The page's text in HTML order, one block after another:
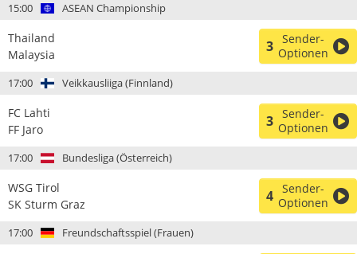
15:00 ASEAN Championship
Thailand
Malaysia
3 Sender-
Optionen
17:00 Veikkausliiga (Finnland)
FC Lahti
FF Jaro
3 Sender-
Optionen
17:00 Bundesliga (Österreich)
WSG Tirol
SK Sturm Graz
4 Sender-
Optionen
17:00 Freundschaftsspiel (Frauen)